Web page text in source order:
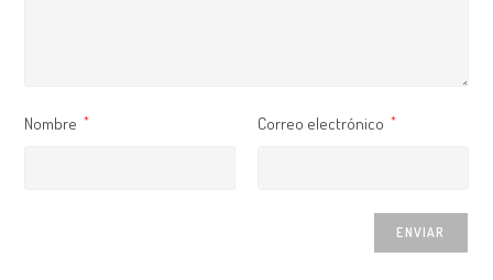
Nombre * Correo electrónico *